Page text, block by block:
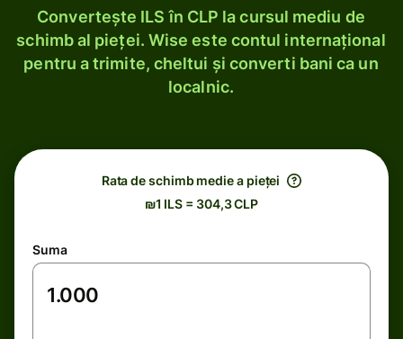
Convertește ILS în CLP la cursul mediu de
schimb al pieței. Wise este contul internațional
pentru a trimite, cheltui și converti bani ca un
localnic.
Rata de schimb medie a pieței
₪1 ILS = 304,3 CLP
Suma